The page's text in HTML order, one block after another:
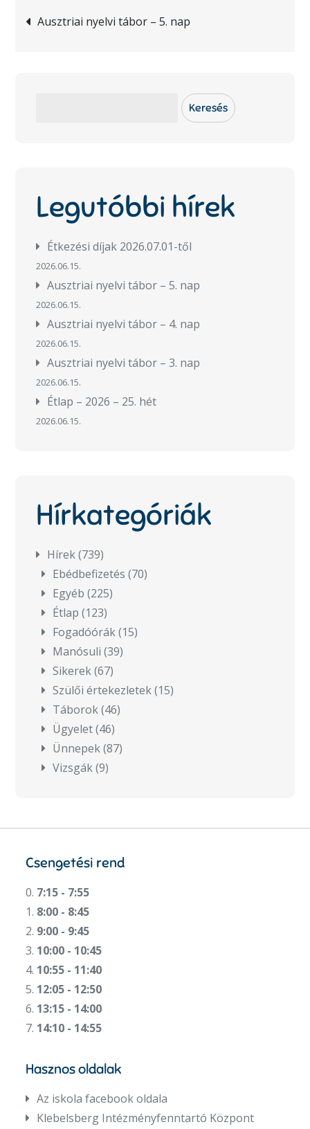
Bejegyzés
Ausztriai nyelvi tábor – 5. nap
Keresés
Legutóbbi hírek
Étkezési díjak 2026.07.01-től
2026.06.15.
Ausztriai nyelvi tábor – 5. nap
2026.06.15.
Ausztriai nyelvi tábor – 4. nap
2026.06.15.
Ausztriai nyelvi tábor – 3. nap
2026.06.15.
Étlap – 2026 – 25. hét
2026.06.15.
Hírkategóriák
Hírek(739)
Ebédbefizetés (70)
Egyéb (225)
Étlap (123)
Fogadóórák(15)
Manósuli (39)
Sikerek(67)
Szülői értekezletek(15)
Táborok(46)
Ügyelet(46)
Ünnepek(87)
Vizsgák(9)
Csengetési rend
0. 7:15 - 7:55
1. 8:00 - 8:45
2. 9:00 - 9:45
3. 10:00 - 10:45
4. 10:55 - 11:40
5. 12:05 - 12:50
6. 13:15 - 14:00
7. 14:10 - 14:55
Hasznos oldalak
Az iskola facebook oldala
Klebelsberg Intézményfenntartó Központ